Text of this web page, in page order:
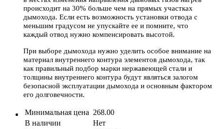
происходит на 30% больше чем на прямых участках
дымохода. Если есть возможность установки отвода с
меньшим градусом не упускайте ее и помните, что
каждый отвод нужно компенсировать высотой.
При выборе дымохода нужно уделить особое внимание на
материал внутреннего контура элементов дымохода, так
как правильный подбор марки нержавеющей стали и
толщины внутреннего контура будут являться залогом
безопасной эксплуатации дымохода и основным фактором
его долговечности.
Минимальная цена 268.00
В наличии
Нет